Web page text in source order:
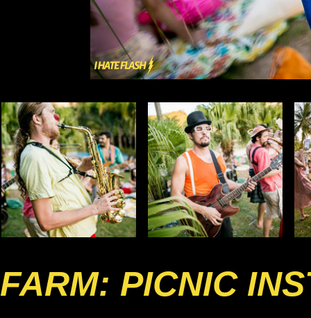
FARM: PICNIC